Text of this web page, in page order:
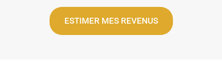
ESTIMER MES REVENUS